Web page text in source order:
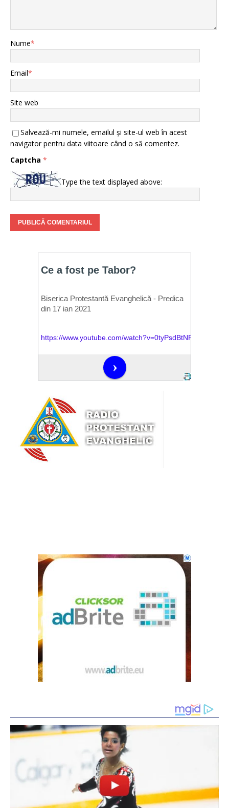
Nume*
Email*
Site web
Salvează-mi numele, emailul și site-ul web în acest
navigator pentru data viitoare când o să comentez.
Captcha *
Type the text displayed above: